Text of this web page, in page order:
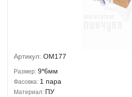
Артикул: OM177
Размер: 9*6мм
Фасовка: 1 пара
Материал: ПУ